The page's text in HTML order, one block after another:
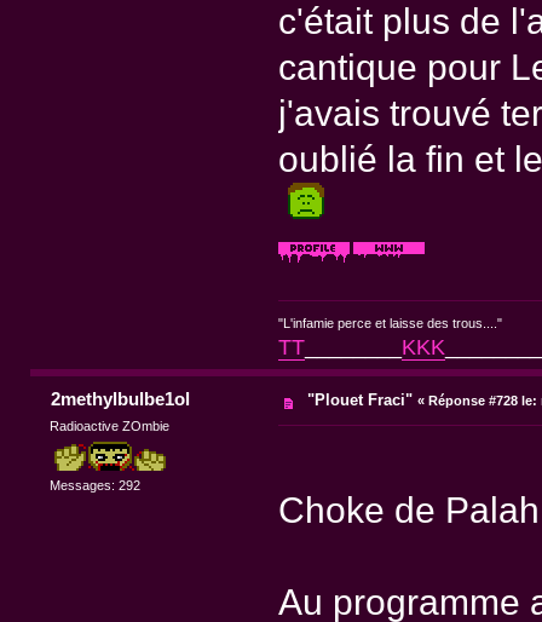
c'était plus de
cantique pour
j'avais trouvé
oublié la fin et
"L'infamie perce et laisse des trous...."
TT________ KKK
2methylbulbe1ol
Radioactive ZOmbie
Messages: 292
"Plouet Fraci" «Réponse #728 le:
Choke de
Au programme